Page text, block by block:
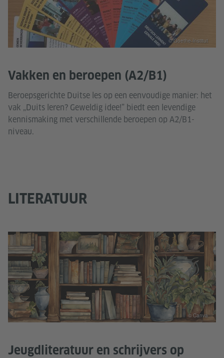
Vakken en beroepen (A2/B1)
Beroepsgerichte Duitse les op een eenvoudige manier: het
vak „Duits leren? Geweldig idee!” biedt een levendige
kennismaking met verschillende beroepen op A2/B1-
niveau.
© Goethe-Institut
LITERATUUR
Jeugdliteratuur en schrijvers op
© Canva